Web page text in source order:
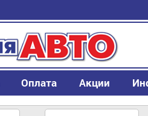
Оплата Акции